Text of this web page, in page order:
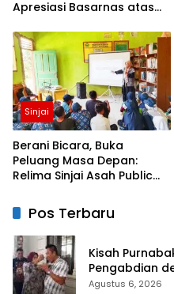
Apresiasi Basarnas atas
Sinjai
Berani Bicara, Buka
Peluang Masa Depan:
Relima Sinjai Asah Public
Nurul Izzah Kalamisu
Pos Terbaru
Kisah
Pengabdian
Agustus 6, 2026